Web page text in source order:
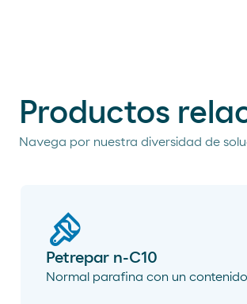
Productos
Navega por nuestra diversidad de
Petrepar n-C10
Normal parafina con un